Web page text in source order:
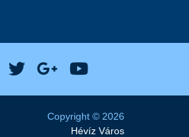
Város Facebook
Hévíz Város X
Hévíz Város
Hévíz Város
Copyright © 2026
Hévíz Város